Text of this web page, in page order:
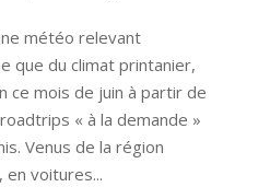
météo relevant
que du climat printanier,
ce mois de juin à partir de
« à la demande »
Venus de la région
voitures...